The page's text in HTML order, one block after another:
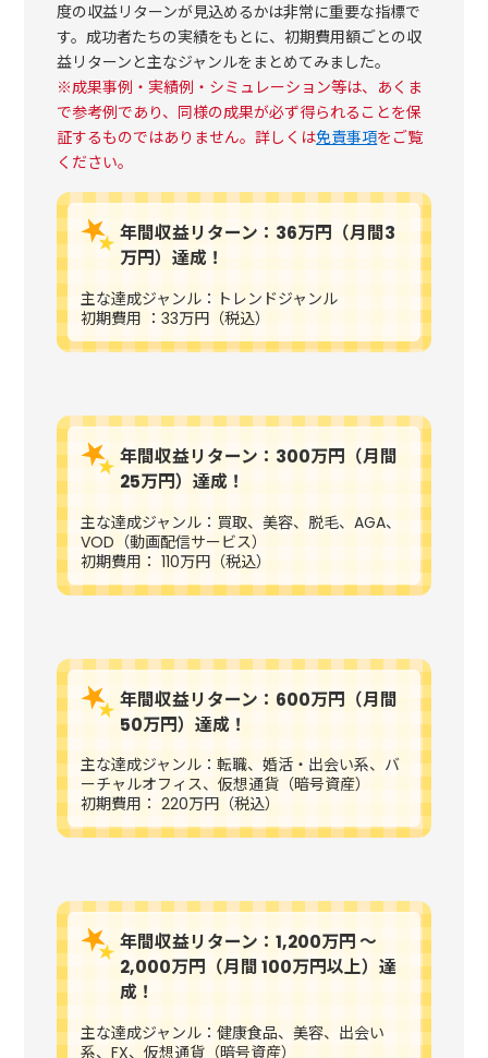
度の収益リターンが見込めるかは非常に重要な指標で
す。成功者たちの実績をもとに、初期費用額ごとの収
益リターンと主なジャンルをまとめてみました。
※成果事例・実績例・シミュレーション等は、あくま
で参考例であり、同様の成果が必ず得られることを保
証するものではありません。詳しくは免責事項をご覧
ください。
年間収益リターン：36万円（月間3
万円）達成！
主な達成ジャンル：トレンドジャンル
初期費用 ：33万円（税込）
年間収益リターン：300万円（月間
25万円）達成！
主な達成ジャンル：買取、美容、脱毛、AGA、
VOD（動画配信サービス）
初期費用： 110万円（税込）
年間収益リターン：600万円（月間
50万円）達成！
主な達成ジャンル：転職、婚活・出会い系、バ
ーチャルオフィス、仮想通貨（暗号資産）
初期費用： 220万円（税込）
年間収益リターン：1,200万円 〜
2,000万円（月間 100万円以上）達
成！
主な達成ジャンル：健康食品、美容、出会い
系、FX、仮想通貨（暗号資産）